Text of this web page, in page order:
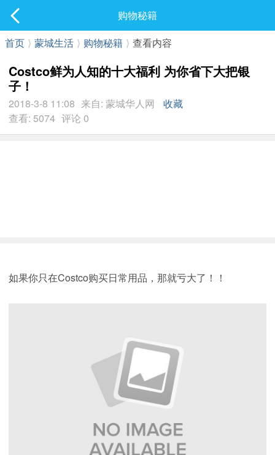
最新发表
购物秘籍
首页 ⟩ 蒙城生活 ⟩ 购物秘籍 ⟩ 查看内容
Costco鲜为人知的十大福利 为你省下大把银
子！
2018-3-8 11:08 来自: 蒙城华人网
收藏
查看: 5074 评论 0
如果你只在Costco购买日常用品，那就亏大了！！